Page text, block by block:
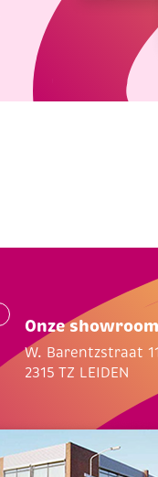
Onze showroom
W. Barentzstraat
2315 TZ LEIDEN